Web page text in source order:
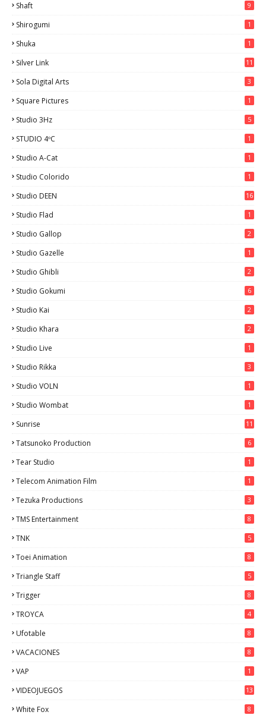
Shaft 9
Shirogumi 1
Shuka 1
Silver Link 11
Sola Digital Arts 3
Square Pictures 1
Studio 3Hz 5
STUDIO 4ºC 1
Studio A-Cat 1
Studio Colorido 1
Studio DEEN 16
Studio Flad 1
Studio Gallop 2
Studio Gazelle 1
Studio Ghibli 2
Studio Gokumi 6
Studio Kai 2
Studio Khara 2
Studio Live 1
Studio Rikka 3
Studio VOLN 1
Studio Wombat 1
Sunrise 11
Tatsunoko Production 6
Tear Studio 1
Telecom Animation Film 1
Tezuka Productions 3
TMS Entertainment 8
TNK 5
Toei Animation 8
Triangle Staff 5
Trigger 8
TROYCA 4
Ufotable 8
VACACIONES 8
VAP 1
VIDEOJUEGOS 13
White Fox 8